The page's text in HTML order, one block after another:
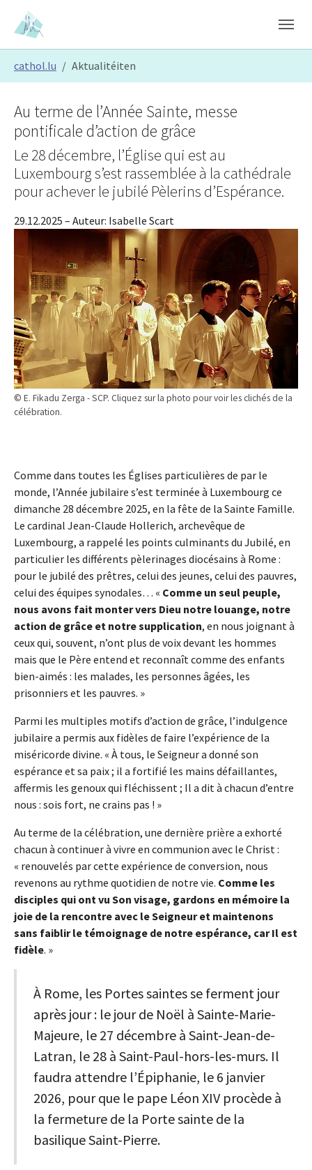
Skip to main content
Skip to page footer
cathol.lu Aktualitéiten
© E. Fikadu Zerga - SCP. Cliquez sur la photo pour voir les clichés de la
célébration.
Au terme de l’Année Sainte, messe
pontificale d’action de grâce
Le 28 décembre, l’Église qui est au
Luxembourg s’est rassemblée à la cathédrale
pour achever le jubilé Pèlerins d’Espérance.
29.12.2025 – Auteur: Isabelle Scart
Comme dans toutes les Églises particulières de par le
monde, l’Année jubilaire s’est terminée à Luxembourg ce
dimanche 28 décembre 2025, en la fête de la Sainte Famille.
Le cardinal Jean-Claude Hollerich, archevêque de
Luxembourg, a rappelé les points culminants du Jubilé, en
particulier les différents pèlerinages diocésains à Rome :
pour le jubilé des prêtres, celui des jeunes, celui des pauvres,
celui des équipes synodales… « Comme un seul peuple,
nous avons fait monter vers Dieu notre louange, notre
action de grâce et notre supplication, en nous joignant à
ceux qui, souvent, n’ont plus de voix devant les hommes
mais que le Père entend et reconnaît comme des enfants
bien-aimés : les malades, les personnes âgées, les
prisonniers et les pauvres. »
Parmi les multiples motifs d’action de grâce, l’indulgence
jubilaire a permis aux fidèles de faire l’expérience de la
miséricorde divine. « À tous, le Seigneur a donné son
espérance et sa paix ; il a fortifié les mains défaillantes,
affermis les genoux qui fléchissent ; Il a dit à chacun d’entre
nous : sois fort, ne crains pas ! »
Au terme de la célébration, une dernière prière a exhorté
chacun à continuer à vivre en communion avec le Christ :
« renouvelés par cette expérience de conversion, nous
revenons au rythme quotidien de notre vie. Comme les
disciples qui ont vu Son visage, gardons en mémoire la
joie de la rencontre avec le Seigneur et maintenons
sans faiblir le témoignage de notre espérance, car Il est
fidèle. »
À Rome, les Portes saintes se ferment jour
après jour : le jour de Noël à Sainte-Marie-
Majeure, le 27 décembre à Saint-Jean-de-
Latran, le 28 à Saint-Paul-hors-les-murs. Il
faudra attendre l’Épiphanie, le 6 janvier
2026, pour que le pape Léon XIV procède à
la fermeture de la Porte sainte de la
basilique Saint-Pierre.